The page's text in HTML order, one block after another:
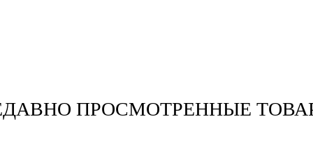
ПРОСМОТРЕННЫЕ